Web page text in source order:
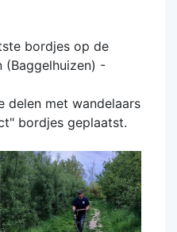
bordjes op de
-
delen met wandelaars
bordjes geplaatst.